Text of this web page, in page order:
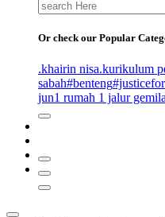
Search
for:
Or check our Popular
.khairin nisa.kurikulum
sabah#benteng
jun1 rumah 1 jalur